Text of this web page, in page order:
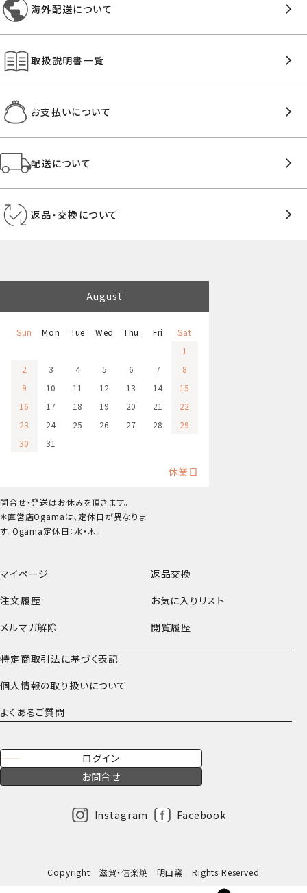
海外配送について
取扱説明書一覧
お支払いについて
配送について
返品・交換について
マイページ
返品交換
注文履歴
お気に入りリスト
メルマガ解除
閲覧履歴
特定商取引法に基づく表記
個人情報の取り扱いについて
よくあるご質問
ログイン
お問合せ
Instagram Facebook
August
Sun Mon Tue Wed Thu Fri
Sat
1
2
3 4 5 6 7
8
9
10 11 12 13 14
15
16
17 18 19 20 21
22
23
24 25 26 27 28
29
30
31
休業日
問合せ・発送はお休みを頂きます。
＊直営店Ogamaは、定休日が異なりま
す。Ogama定休日：水・木。
Copyright 滋賀・信楽焼 明山窯 Rights Reserved